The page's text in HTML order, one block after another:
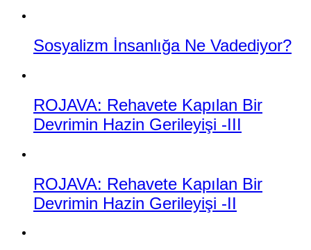
Sosyalizm İnsanlığa Ne Vadediyor?
ROJAVA: Rehavete Kapılan Bir
Devrimin Hazin Gerileyişi -III
ROJAVA: Rehavete Kapılan Bir
Devrimin Hazin Gerileyişi -II